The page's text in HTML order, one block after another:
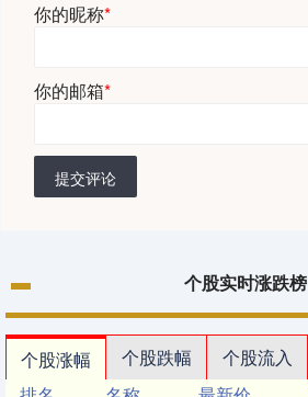
你的昵称*
你的邮箱*
提交评论
个股实时涨跌榜
个股涨幅 个股跌幅 个股流入